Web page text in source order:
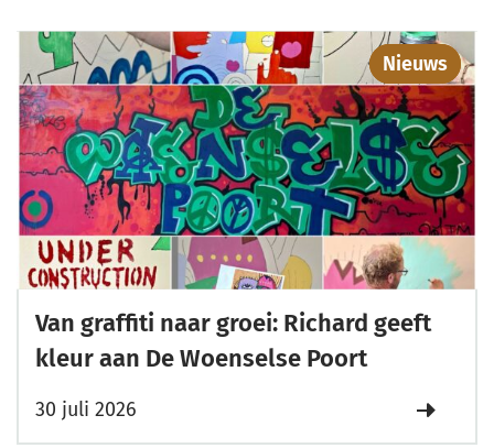
Van graffiti naar groei: Richard geeft
kleur aan De Woenselse Poort
Nieuws
30 juli 2026